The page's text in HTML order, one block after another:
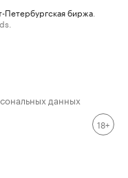
Петербургская биржа
данных
18+